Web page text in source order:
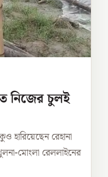
নিজের চুলই
হারিয়েছেন রেহানা
মোংলা রেললাইনের